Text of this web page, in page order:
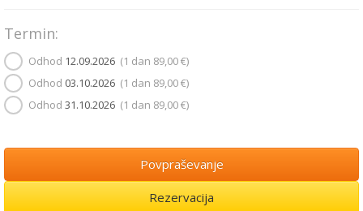
Termin:
Odhod 12.09.2026 (1 dan 89,00 €)
Odhod 03.10.2026 (1 dan 89,00 €)
Odhod 31.10.2026 (1 dan 89,00 €)
Povpraševanje
Rezervacija